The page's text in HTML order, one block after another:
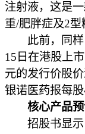
注射液，这是
重/肥胖症及2型
此前，同样
15日在港股上
元的发行价股
银诺医药报每股
核心产品
招股书显示